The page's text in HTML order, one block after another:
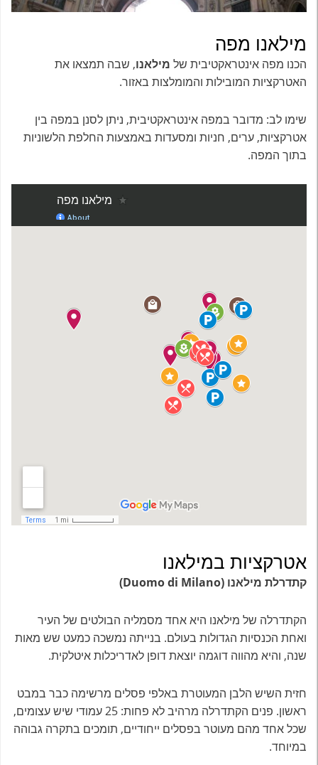
מילאנו מפה
הכנו מפה אינטראקטיבית של מילאנו, שבה תמצאו את
האטרקציות המובילות והמומלצות באזור.
שימו לב: מדובר במפה אינטראקטיבית, ניתן לסנן במפה בין
אטרקציות, ערים, חניות ומסעדות באמצעות החלפת הלשוניות
בתוך המפה.
אטרקציות במילאנו
קתדרלת מילאנו (Duomo di Milano)
הקתדרלה של מילאנו היא אחד מסמליה הבולטים של העיר
ואחת הכנסיות הגדולות בעולם. בנייתה נמשכה כמעט שש מאות
שנה, והיא מהווה דוגמה יוצאת דופן לאדריכלות איטלקית.
חזית השיש הלבן המעוטרת באלפי פסלים מרשימה כבר במבט
ראשון. פנים הקתדרלה מרהיב לא פחות: 25 עמודי שיש עצומים,
שכל אחד מהם מעוטר בפסלים ייחודיים, תומכים בתקרה גבוהה
במיוחד.